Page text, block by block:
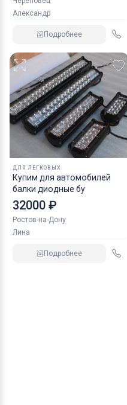
Александр
Подробнее
ДЛЯ ЛЕГКОВЫХ
Купим для автомобилей
балки диодные бу
32000 ₽
Ростов-на-Дону
Лина
Подробнее